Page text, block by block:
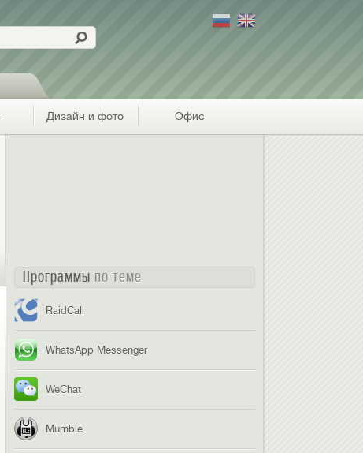
Дизайн и фото Офис
Программы по теме
RaidCall
WhatsApp Messenger
WeChat
Mumble